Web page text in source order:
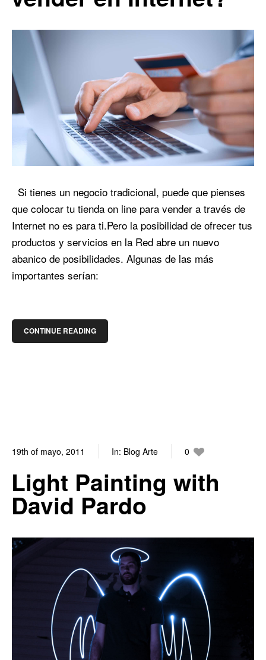
Si tienes un negocio tradicional, puede que pienses
que colocar tu tienda on line para vender a través de
Internet no es para ti.Pero la posibilidad de ofrecer tus
productos y servicios en la Red abre un nuevo
abanico de posibilidades. Algunas de las más
importantes serían:
CONTINUE READING
19th of mayo, 2011 In: Blog Arte
0
Light Painting with
David Pardo